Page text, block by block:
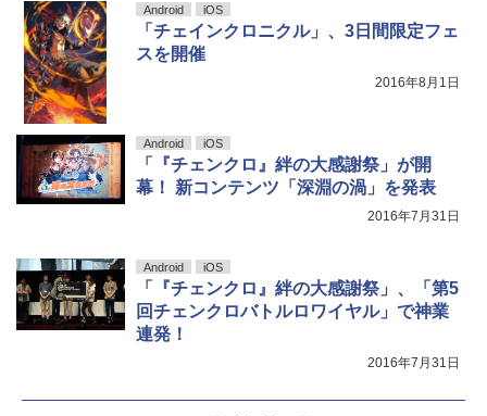
Android iOS
「チェインクロニクル」、3日間限定フェ
スを開催
2016年8月1日
Android iOS
「『チェンクロ』絆の大感謝祭」が開
幕！ 新コンテンツ「深淵の渦」を発表
2016年7月31日
Android iOS
「『チェンクロ』絆の大感謝祭」、「第5
回チェンクロバトルロワイヤル」で神業
連発！
2016年7月31日